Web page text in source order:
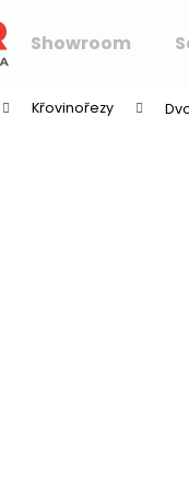
Showroom
Křovinořezy